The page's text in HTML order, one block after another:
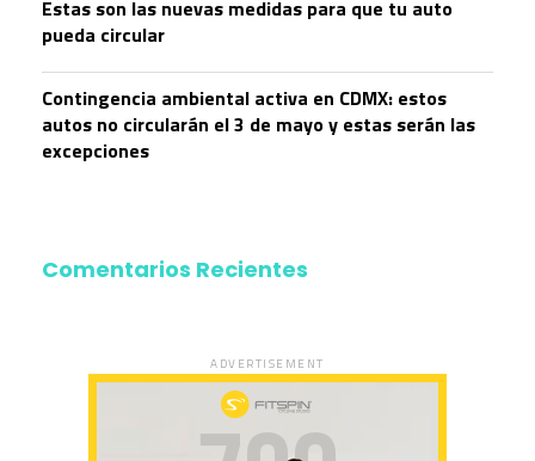
Estas son las nuevas medidas para que tu auto
pueda circular
Contingencia ambiental activa en CDMX: estos
autos no circularán el 3 de mayo y estas serán las
excepciones
Comentarios Recientes
ADVERTISEMENT